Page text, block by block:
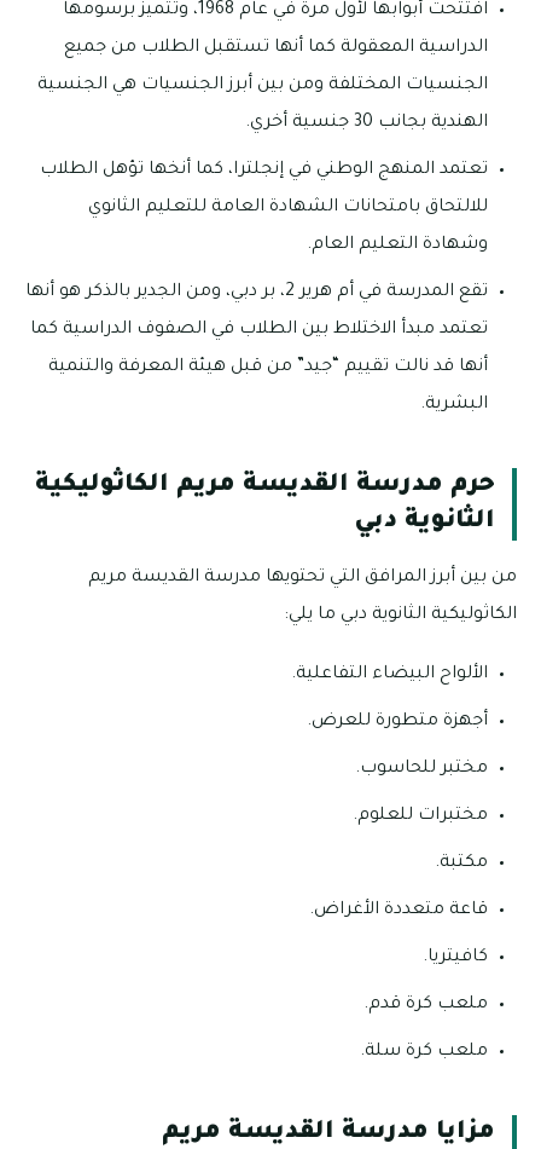
افتتحت أبوابها لأول مرة في عام 1968، وتتميز برسومها
الدراسية المعقولة كما أنها تستقبل الطلاب من جميع
الجنسيات المختلفة ومن بين أبرز الجنسيات هي الجنسية
الهندية بجانب 30 جنسية أخري.
تعتمد المنهج الوطني في إنجلترا، كما أنخها تؤهل الطلاب
للالتحاق بامتحانات الشهادة العامة للتعليم الثانوي
وشهادة التعليم العام.
تقع المدرسة في أم هرير 2، بر دبي، ومن الجدير بالذكر هو أنها
تعتمد مبدأ الاختلاط بين الطلاب في الصفوف الدراسية كما
أنها قد نالت تقييم “جيد” من قبل هيئة المعرفة والتنمية
البشرية.
حرم مدرسة القديسة مريم الكاثوليكية
الثانوية دبي
من بين أبرز المرافق التي تحتويها مدرسة القديسة مريم
الكاثوليكية الثانوية دبي ما يلي:
الألواح البيضاء التفاعلية.
أجهزة متطورة للعرض.
مختبر للحاسوب.
مختبرات للعلوم.
مكتبة.
قاعة متعددة الأغراض.
كافيتريا.
ملعب كرة قدم.
ملعب كرة سلة.
مزايا مدرسة القديسة مريم